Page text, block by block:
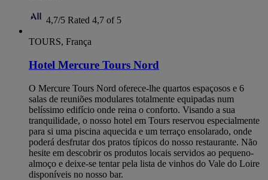
4,7/5 Rated 4,7 of 5
TOURS, França
Hotel Mercure Tours Nord
O Mercure Tours Nord oferece-lhe quartos espaçosos e 6
salas de reuniões modulares totalmente equipadas num
belíssimo edifício onde reina o conforto. Visando a sua
tranquilidade, o nosso hotel em Tours reservou especialmente
para si uma piscina aquecida e um terraço ensolarado, onde
poderá desfrutar dos pratos típicos do nosso restaurante. Não
hesite em descobrir os produtos locais servidos ao pequeno-
almoço e deixe-se tentar pela lista de vinhos do Vale do Loire
disponíveis no nosso bar.